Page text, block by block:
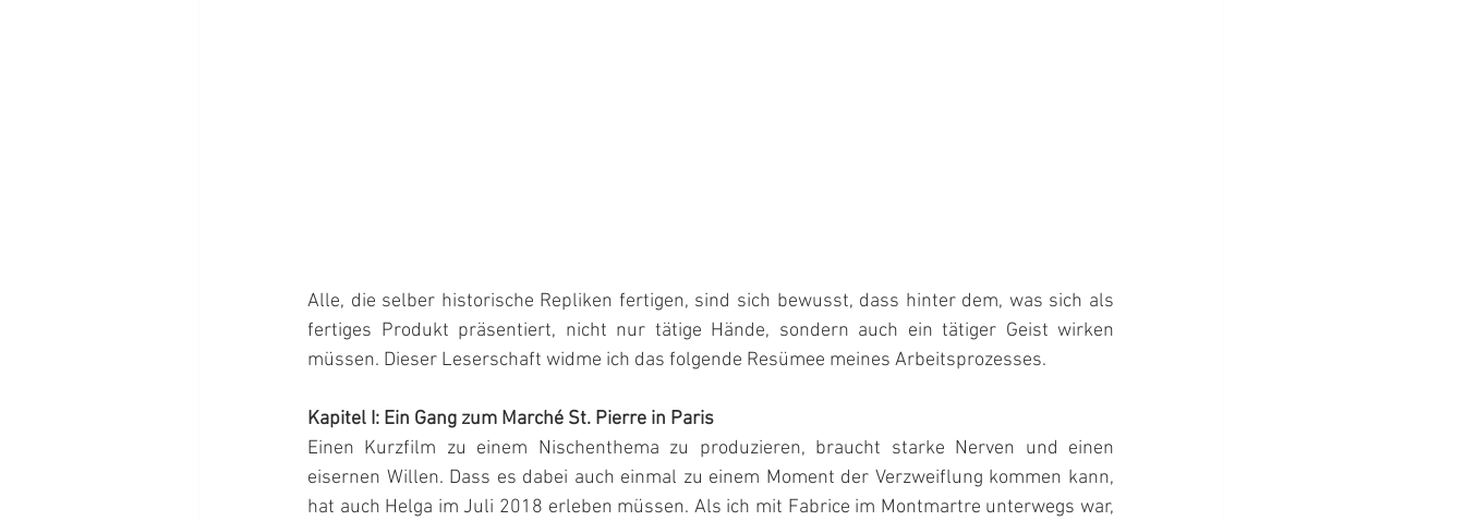
Alle, die selber historische Repliken fertigen, sind sich bewusst, dass hinter dem, was sich als
fertiges Produkt präsentiert, nicht nur tätige Hände, sondern auch ein tätiger Geist wirken
müssen. Dieser Leserschaft widme ich das folgende Resümee meines Arbeitsprozesses.
Kapitel I: Ein Gang zum Marché St. Pierre in Paris
Einen Kurzfilm zu einem Nischenthema zu produzieren, braucht starke Nerven und einen
eisernen Willen. Dass es dabei auch einmal zu einem Moment der Verzweiflung kommen kann,
hat auch Helga im Juli 2018 erleben müssen. Als ich mit Fabrice im Montmartre unterwegs war,